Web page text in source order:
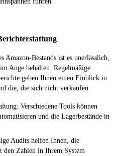
Bestands ist es unerlässlich,
Auge behalten. Regelmäßige
geben Ihnen einen Einblick in
die, die sich nicht verkaufen.
Verschiedene Tools können
und die Lagerbestände in
Audits helfen Ihnen, die
den Zahlen in Ihrem System